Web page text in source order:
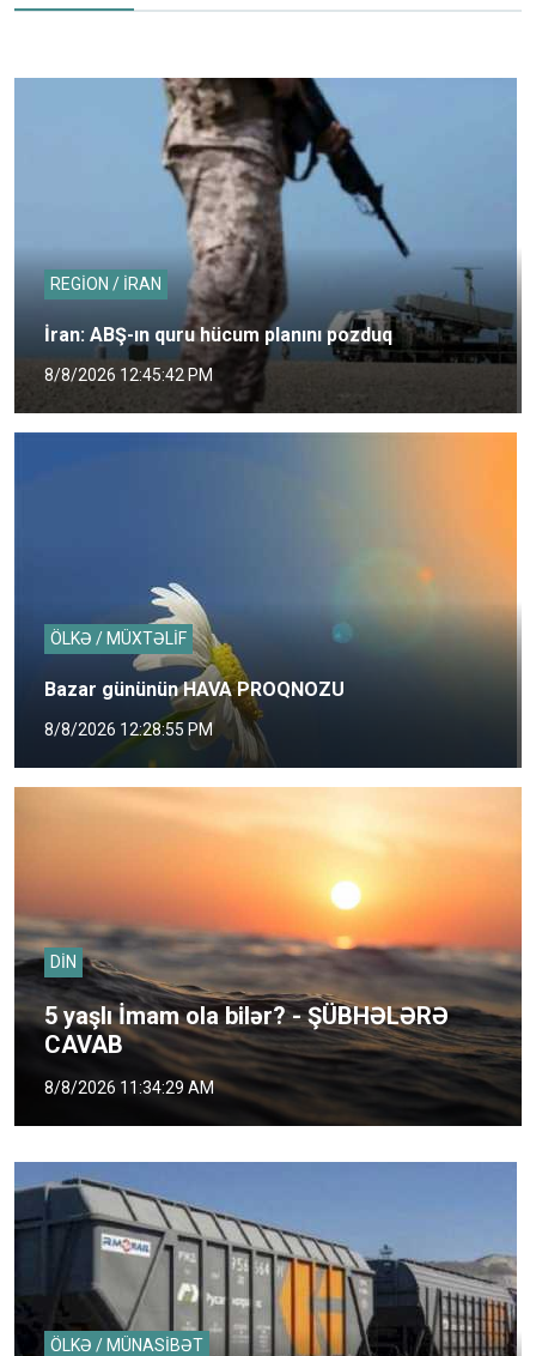
REGİON / İRAN
İran: ABŞ-ın quru hücum planını pozduq
8/8/2026 12:45:42 PM
ÖLKƏ / MÜXTƏLİF
Bazar gününün HAVA PROQNOZU
8/8/2026 12:28:55 PM
DİN
5 yaşlı İmam ola bilər? - ŞÜBHƏLƏRƏ
CAVAB
8/8/2026 11:34:29 AM
ÖLKƏ / MÜNASİBƏT